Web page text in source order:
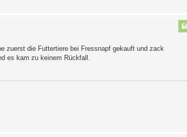
zuerst die Futtertiere bei Fressnapf gekauft und zack
es kam zu keinem Rückfall.